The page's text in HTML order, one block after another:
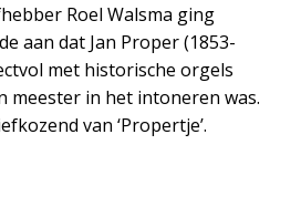
Roel Walsma ging
aan dat Jan Proper (1853-
met historische orgels
meester in het intoneren was.
van ‘Propertje’.